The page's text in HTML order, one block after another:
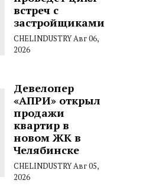
встреч с
застройщиками
CHELINDUSTRYАвг 06,
2026
Девелопер
«АПРИ» открыл
продажи
квартир в
новом ЖК в
Челябинске
CHELINDUSTRYАвг 05,
2026